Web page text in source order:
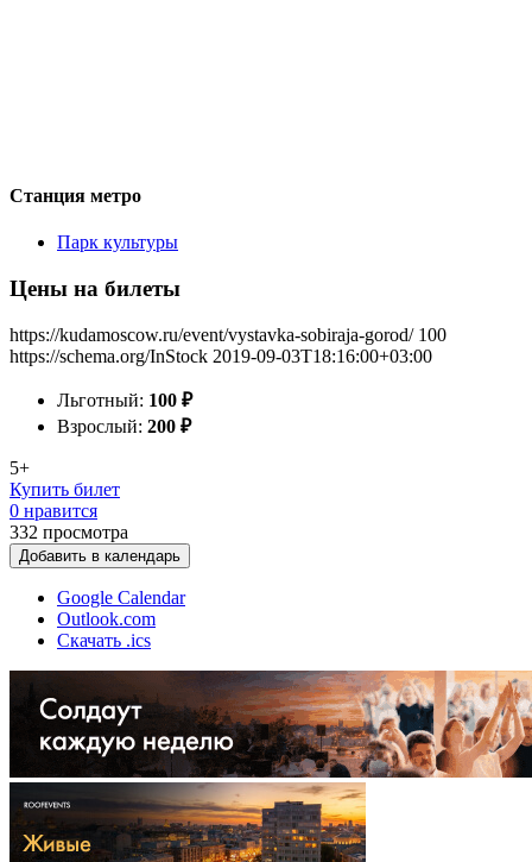
Станция метро
Парк культуры
Цены на билеты
https://kudamoscow.ru/event/vystavka-sobiraja-gorod/ 100
https://schema.org/InStock 2019-09-03T18:16:00+03:00
Льготный: 100 ₽
Взрослый: 200 ₽
5+
Купить билет
0 нравится
332 просмотра
Добавить в календарь
Google Calendar
Outlook.com
Скачать .ics